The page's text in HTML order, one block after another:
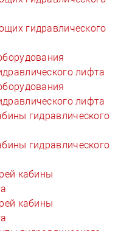
гидравлического
лифта
лифта
гидравлического
гидравлического
кабины
кабины